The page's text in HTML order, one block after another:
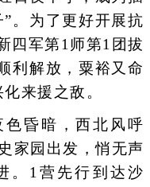
。为了更好开展抗
四军第1师第1团拔
利解放，粟裕又命
来援之敌。
昏暗，西北风呼
家园出发，悄无声
。1营先行到达沙